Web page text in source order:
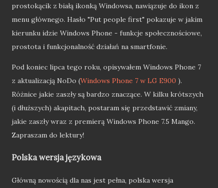
prostokącik z białą ikonką Windowsa, nawiązuje do ikon z
menu głównego. Hasło "Put people first" pokazuje w jakim
kierunku idzie Windows Phone - funkcje społecznościowe,
prostota i funkcjonalność działań na smartfonie.
Pod koniec lipca tego roku, opisywałem Windows Phone 7
z aktualizacją NoDo (Windows Phone 7 w LG E900 ).
Różnice jakie zaszły są bardzo znaczące. W kilku krótszych
(i dłuższych) akapitach, postaram się przedstawić zmiany,
jakie zaszły wraz z premierą Windows Phone 7.5 Mango.
Zapraszam do lektury!
Polska wersja językowa
Główną nowością dla nas jest pełna, polska wersja